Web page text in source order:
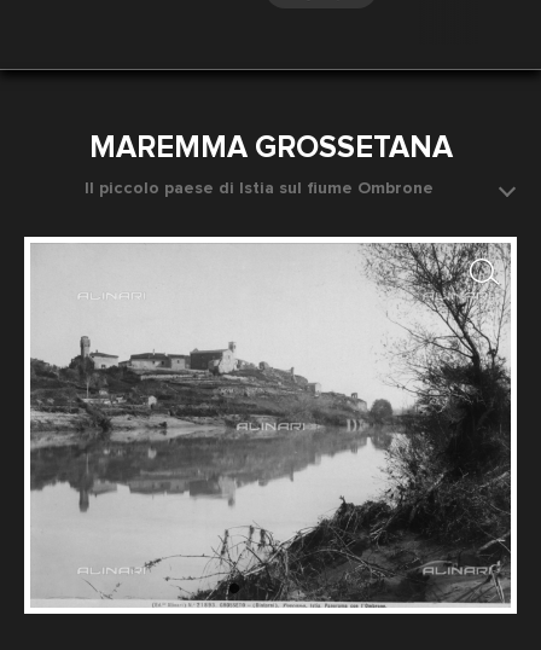
MAREMMA GROSSETANA
Il piccolo paese di Istia sul fiume Ombrone